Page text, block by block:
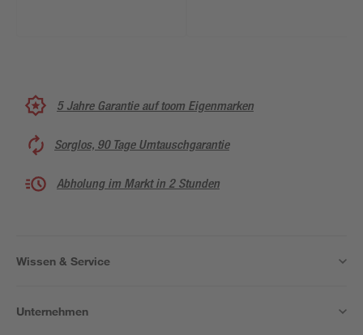
5 Jahre Garantie auf toom Eigenmarken
Sorglos, 90 Tage Umtauschgarantie
Abholung im Markt in 2 Stunden
Wissen & Service
Unternehmen